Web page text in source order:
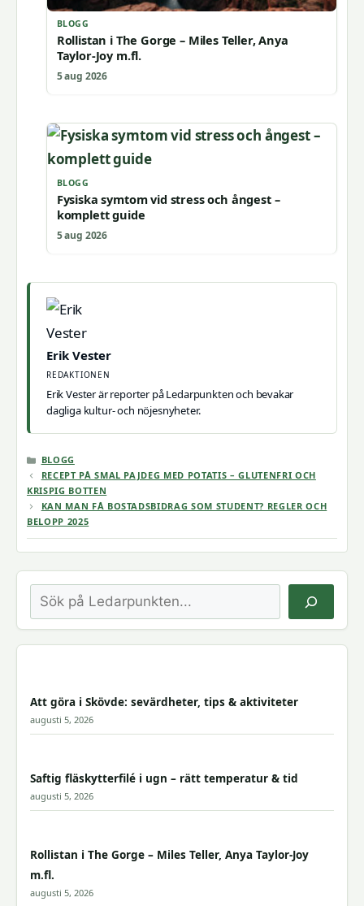
BLOGG
Rollistan i The Gorge – Miles Teller, Anya
Taylor-Joy m.fl.
5 aug 2026
BLOGG
Fysiska symtom vid stress och ångest –
komplett guide
5 aug 2026
Erik Vester
REDAKTIONEN
Erik Vester är reporter på Ledarpunkten och bevakar
dagliga kultur- och nöjesnyheter.
KATEGORIER
BLOGG
RECEPT PÅ SMAL PAJDEG MED POTATIS – GLUTENFRI OCH
KRISPIG BOTTEN
KAN MAN FÅ BOSTADSBIDRAG SOM STUDENT? REGLER OCH
BELOPP 2025
Sök
Att göra i Skövde: sevärdheter, tips & aktiviteter
augusti 5, 2026
Saftig fläskytterfilé i ugn – rätt temperatur & tid
augusti 5, 2026
Rollistan i The Gorge – Miles Teller, Anya Taylor-Joy
m.fl.
augusti 5, 2026